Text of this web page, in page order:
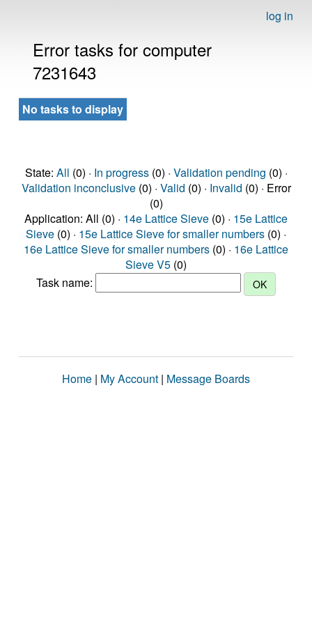
log in
Error tasks for computer
7231643
No tasks to display
State: All (0) · In progress(0) · Validation pending (0) ·
Validation inconclusive(0) · Valid (0) · Invalid (0) · Error
(0)
Application: All (0) · 14e Lattice Sieve (0) · 15e Lattice
Sieve (0) · 15e Lattice Sieve for smaller numbers (0) ·
16e Lattice Sieve for smaller numbers (0) · 16e Lattice
Sieve V5 (0)
Task name:
Home | My Account | Message Boards